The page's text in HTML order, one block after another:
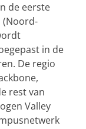
de eerste
(Noord-
in de
De regio
rest van
Valley